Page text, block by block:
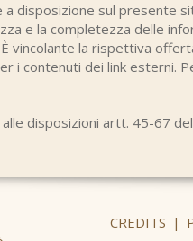
disposizione sul presente
e la completezza delle
vincolante la rispettiva
i contenuti dei link esterni.
disposizioni artt. 45-67
CREDITS |